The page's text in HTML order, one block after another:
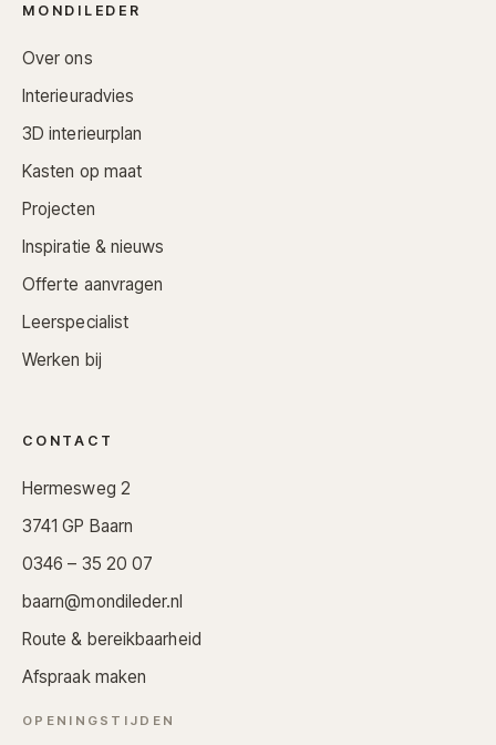
MONDILEDER
Over ons
Interieuradvies
3D interieurplan
Kasten op maat
Projecten
Inspiratie & nieuws
Offerte aanvragen
Leerspecialist
Werken bij
CONTACT
Hermesweg 2
3741 GP Baarn
0346 – 35 20 07
baarn@mondileder.nl
Route & bereikbaarheid
Afspraak maken
OPENINGSTIJDEN